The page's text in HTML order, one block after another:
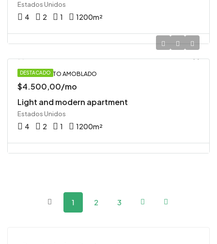
Estados Unidos
4 2 1 1200m²
DESTACADO
APARTAMENTO AMOBLADO
$4.500,00/mo
Light and modern apartment
Estados Unidos
4 2 1 1200m²
1 2 3